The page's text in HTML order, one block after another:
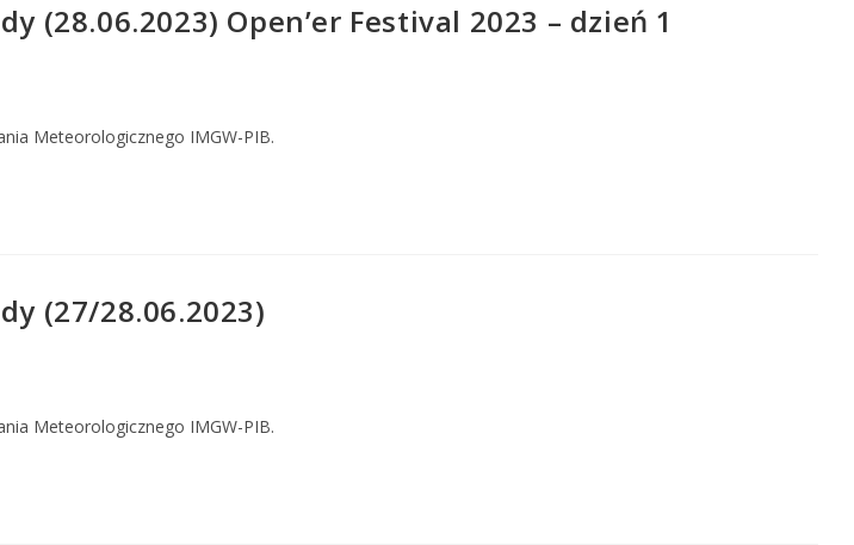
(28.06.2023) Open’er Festival 2023 – dzień 1
Meteorologicznego IMGW-PIB.
(27/28.06.2023)
Meteorologicznego IMGW-PIB.